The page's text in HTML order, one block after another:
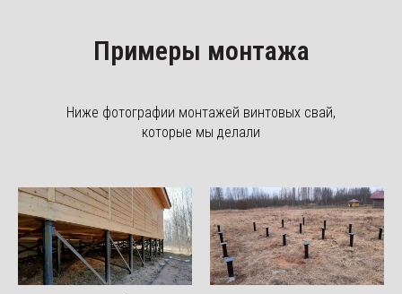
Примеры монтажа
Ниже фотографии монтажей винтовых свай,
которые мы делали